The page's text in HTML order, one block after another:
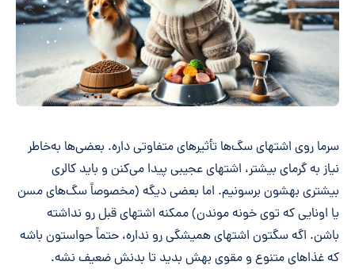
سرما روی اشتهای سگ‌ها تأثیرهای متفاوتی داره. بعضی‌ها به‌خاطر
نیاز به گرمای بیشتر، اشتهای عجیبی پیدا می‌کنن و باید کالری
بیشتری بهشون برسونیم. اما بعضی دیگه (مخصوصاً سگ‌های مسن
یا اونایی که توی خونه موندن) ممکنه اشتهای قبل رو نداشته
باشن. اگه سگتون اشتهای همیشگی رو نداره، حتماً حواستون باشه
که غذاهای متنوع و مقوی بهش بدید تا بدنش ضعیف نشه.